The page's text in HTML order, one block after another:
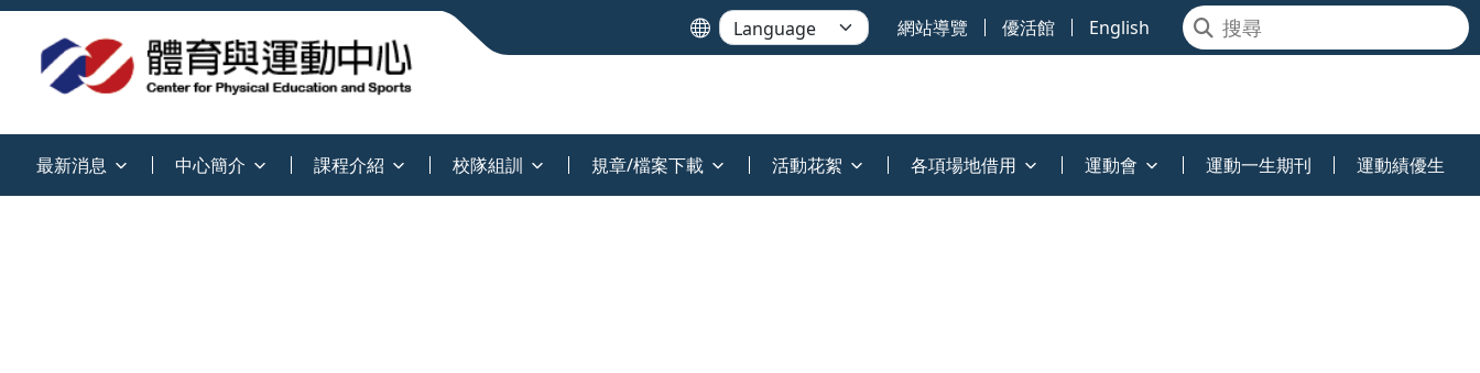
網站導覽 優活館 English
最新消息 中心簡介 課程介紹 校隊組訓 規章/檔案下載 活動花絮 各項場地借用 運動會 運動一生期刊 運動績優生